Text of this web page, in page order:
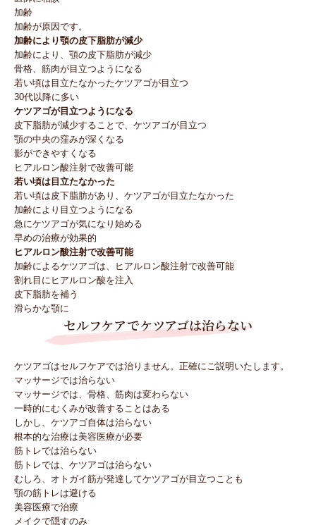
加齢
加齢が原因です。
加齢により顎の皮下脂肪が減少
加齢により、顎の皮下脂肪が減少
骨格、筋肉が目立つようになる
若い頃は目立たなかったケツアゴが目立つ
30代以降に多い
ケツアゴが目立つようになる
皮下脂肪が減少することで、ケツアゴが目立つ
顎の中央の窪みが深くなる
影ができやすくなる
ヒアルロン酸注射で改善可能
若い頃は目立たなかった
若い頃は皮下脂肪があり、ケツアゴが目立たなかった
加齢により目立つようになる
急にケツアゴが気になり始める
早めの治療が効果的
ヒアルロン酸注射で改善可能
加齢によるケツアゴは、ヒアルロン酸注射で改善可能
割れ目にヒアルロン酸を注入
皮下脂肪を補う
滑らかな顎に
セルフケアでケツアゴは治らない
ケツアゴはセルフケアでは治りません。正確にご説明いたします。
マッサージでは治らない
マッサージでは、骨格、筋肉は変わらない
一時的にむくみが改善することはある
しかし、ケツアゴ自体は治らない
根本的な治療は美容医療が必要
筋トレでは治らない
筋トレでは、ケツアゴは治らない
むしろ、オトガイ筋が発達してケツアゴが目立つことも
顎の筋トレは避ける
美容医療で治療
メイクで隠すのみ